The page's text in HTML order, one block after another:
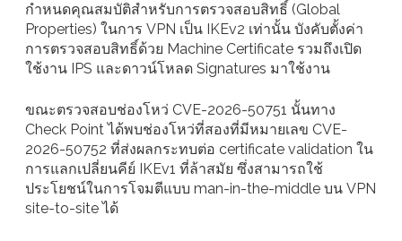
กำหนดคุณสมบัติสำหรับการตรวจสอบสิทธิ์ (Global
Properties) ในการ VPN เป็น IKEv2 เท่านั้น บังคับตั้งค่า
การตรวจสอบสิทธิ์ด้วย Machine Certificate รวมถึงเปิด
ใช้งาน IPS และดาวน์โหลด Signatures มาใช้งาน
ขณะตรวจสอบช่องโหว่ CVE-2026-50751 นั้นทาง
Check Point ได้พบช่องโหว่ที่สองที่มีหมายเลข CVE-
2026-50752 ที่ส่งผลกระทบต่อ certificate validation ใน
การแลกเปลี่ยนคีย์ IKEv1 ที่ล้าสมัย ซึ่งสามารถใช้
ประโยชน์ในการโจมตีแบบ man-in-the-middle บน VPN
site-to-site ได้